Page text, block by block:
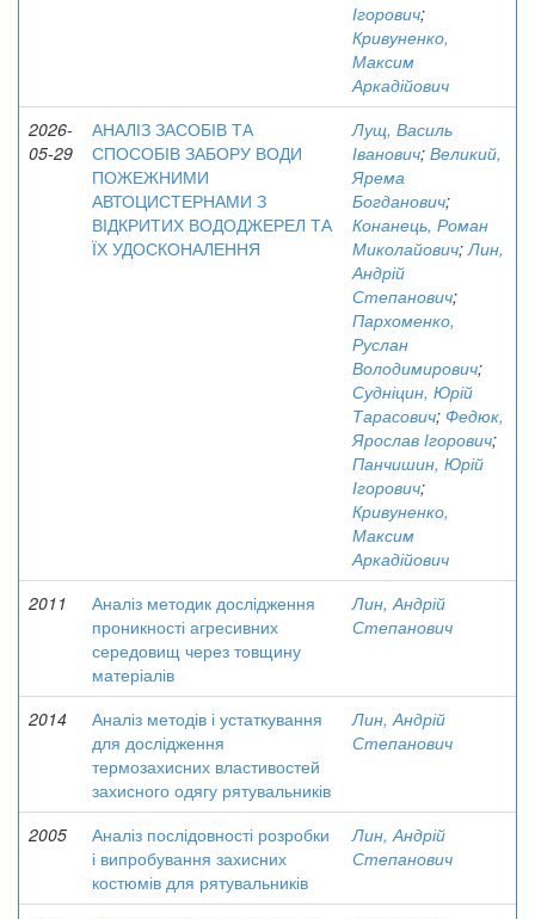
Ігорович;
Кривуненко,
Максим
Аркадійович
2026-
05-29
АНАЛІЗ ЗАСОБІВ ТА
СПОСОБІВ ЗАБОРУ ВОДИ
ПОЖЕЖНИМИ
АВТОЦИСТЕРНАМИ З
ВІДКРИТИХ ВОДОДЖЕРЕЛ ТА
ЇХ УДОСКОНАЛЕННЯ
Лущ, Василь
Іванович; Великий,
Ярема
Богданович;
Конанець, Роман
Миколайович;Лин,
Андрій
Степанович;
Пархоменко,
Руслан
Володимирович;
Судніцин, Юрій
Тарасович; Федюк,
Ярослав Ігорович;
Панчишин, Юрій
Ігорович;
Кривуненко,
Максим
Аркадійович
2011
Аналіз методик дослідження
проникності агресивних
середовищ через товщину
матеріалів
Лин, Андрій
Степанович
2014
Аналіз методів і устаткування
для дослідження
термозахисних властивостей
захисного одягу рятувальників
Лин, Андрій
Степанович
2005
Аналіз послідовності розробки
і випробування захисних
костюмів для рятувальників
Лин, Андрій
Степанович